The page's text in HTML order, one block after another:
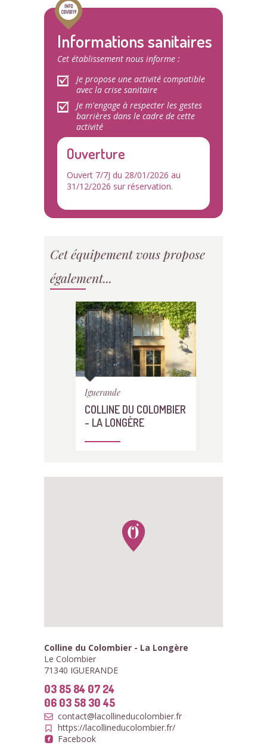
Informations sanitaires
Cet établissement nous informe :
Je propose une activité compatible
avec la crise sanitaire
Je m'engage à respecter les gestes
barrières dans le cadre de cette
activité
Ouverture
Ouvert 7/7J du 28/01/2026 au
31/12/2026 sur réservation.
Cet équipement vous propose
également...
Iguerande
COLLINE DU COLOMBIER
- LA LONGÈRE
Colline du Colombier - La Longère
Le Colombier
71340 IGUERANDE
03 85 84 07 24
06 03 58 30 45
contact@lacollineducolombier.fr
https://lacollineducolombier.fr/
Facebook